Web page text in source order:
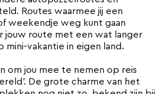
Routes waarmee jij een
weekendje weg kunt gaan
jouw route met een wat langer
vakantie in eigen land.
om jou mee te nemen op reis
De grote charme van het